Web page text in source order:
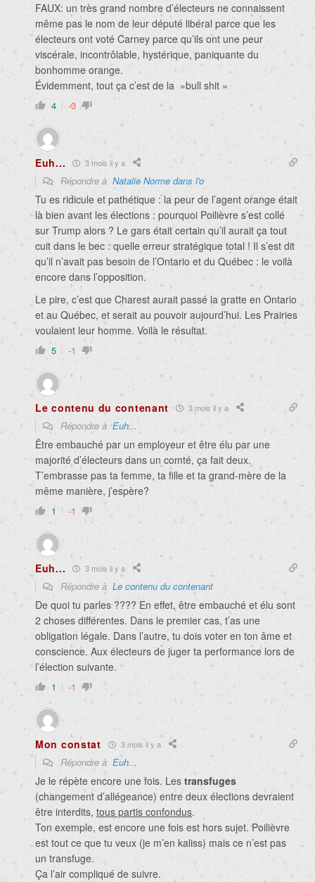
FAUX: un très grand nombre d’électeurs ne connaissent
même pas le nom de leur député libéral parce que les
électeurs ont voté Carney parce qu’ils ont une peur
viscérale, incontrôlable, hystérique, paniquante du
bonhomme orange.
Évidemment, tout ça c’est de la »bull shit »
4 -3
Euh... 3 mois il y a
Répondre à Natalie Norme dans l'o
Tu es ridicule et pathétique : la peur de l’agent orange était
là bien avant les élections : pourquoi Poilièvre s’est collé
sur Trump alors ? Le gars était certain qu’il aurait ça tout
cuit dans le bec : quelle erreur stratégique total ! Il s’est dit
qu’il n’avait pas besoin de l’Ontario et du Québec : le voilà
encore dans l’opposition.
Le pire, c’est que Charest aurait passé la gratte en Ontario
et au Québec, et serait au pouvoir aujourd’hui. Les Prairies
voulaient leur homme. Voilà le résultat.
5 -1
Le contenu du contenant 3 mois il y a
Répondre àEuh...
Être embauché par un employeur et être élu par une
majorité d’électeurs dans un comté, ça fait deux.
T’embrasse pas ta femme, ta fille et ta grand-mère de la
même manière, j’espère?
1 -1
Euh... 3 mois il y a
Répondre à Le contenu du contenant
De quoi tu parles ???? En effet, être embauché et élu sont
2 choses différentes. Dans le premier cas, t’as une
obligation légale. Dans l’autre, tu dois voter en ton âme et
conscience. Aux électeurs de juger ta performance lors de
l’élection suivante.
1 -1
Mon constat 3 mois il y a
Répondre à Euh...
Je le répète encore une fois. Les transfuges
(changement d’allégeance) entre deux élections devraient
être interdits, tous partis confondus.
Ton exemple, est encore une fois est hors sujet. Poilièvre
est tout ce que tu veux (je m’en kaliss) mais ce n’est pas
un transfuge.
Ça l’air compliqué de suivre.